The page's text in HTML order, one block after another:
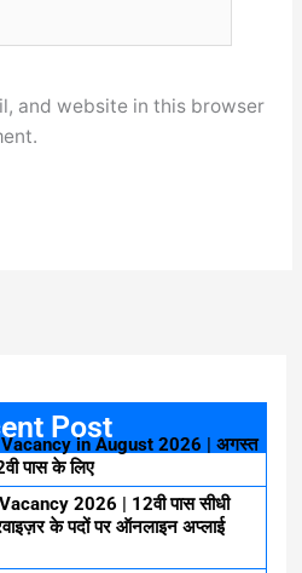
and website in this browser
Postin August 2026 | अगस्त
पास के लिए
2026 | 12वी पास सीधी
के पदों पर ऑनलाइन अप्लाई